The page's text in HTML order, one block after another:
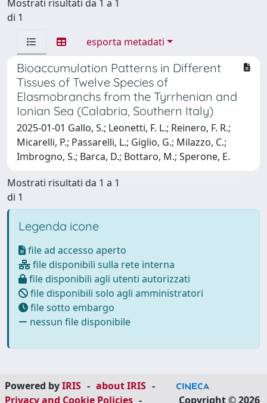
Mostrati risultati da 1 a 1
di 1
esporta metadati
Bioaccumulation Patterns in Different
Tissues of Twelve Species of
Elasmobranchs from the Tyrrhenian and
Ionian Sea (Calabria, Southern Italy)
2025-01-01 Gallo, S.; Leonetti, F. L.; Reinero, F. R.;
Micarelli, P.; Passarelli, L.; Giglio, G.; Milazzo, C.;
Imbrogno, S.; Barca, D.; Bottaro, M.; Sperone, E.
Mostrati risultati da 1 a 1
di 1
Legenda icone
file ad accesso aperto
file disponibili sulla rete interna
file disponibili agli utenti autorizzati
file disponibili solo agli amministratori
file sotto embargo
nessun file disponibile
Powered byIRIS - about IRIS -
Privacy and Cookie Policies - Copyright © 2026